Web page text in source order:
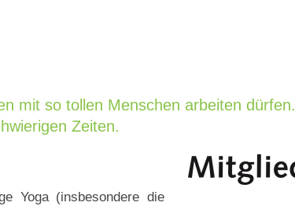
mit so tollen Menschen arbeiten dürfen.
Zeiten.
Yoga (insbesondere die